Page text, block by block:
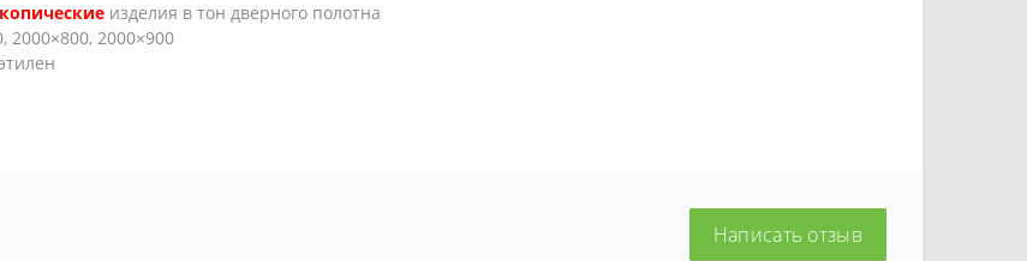
изделия в тон дверного полотна
2000×800, 2000×900
Написать отзыв